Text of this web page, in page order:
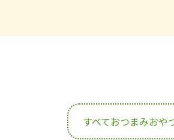
すべておつまみおや